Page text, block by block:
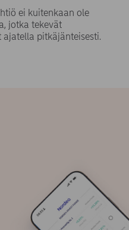
ei kuitenkaan ole
jotka tekevät
pitkäjänteisesti.